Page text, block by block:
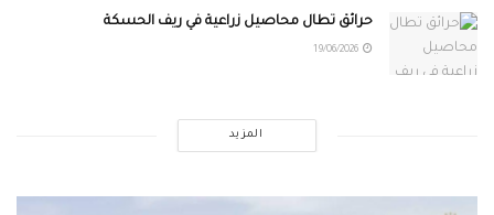
حرائق تطال محاصيل زراعية في ريف الحسكة
المزيد